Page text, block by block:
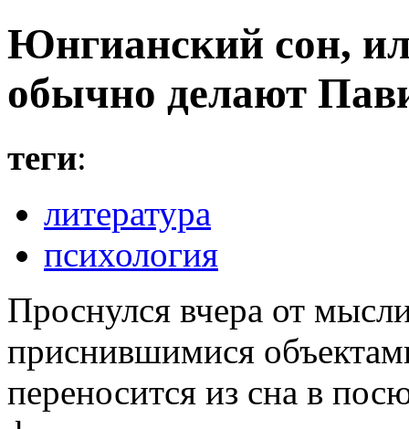
Юнгианский сон,
обычно делают
теги:
литература
психология
Проснулся вчера от
приснившимися
переносится из сна в